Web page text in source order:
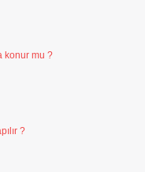
konur mu ?
?